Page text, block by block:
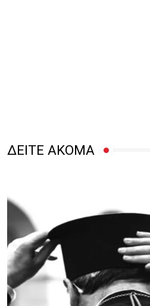
ΔΕΙΤΕ ΑΚΟΜΑ